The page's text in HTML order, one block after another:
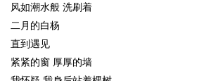
风如潮水般 洗刷着
二月的白杨
直到遇见
紧紧的窗 厚厚的墙